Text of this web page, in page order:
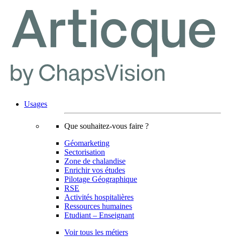
Usages
Que souhaitez-vous faire ?
Géomarketing
Sectorisation
Zone de chalandise
Enrichir vos études
Pilotage Géographique
RSE
Activités hospitalières
Ressources humaines
Etudiant – Enseignant
Voir tous les métiers